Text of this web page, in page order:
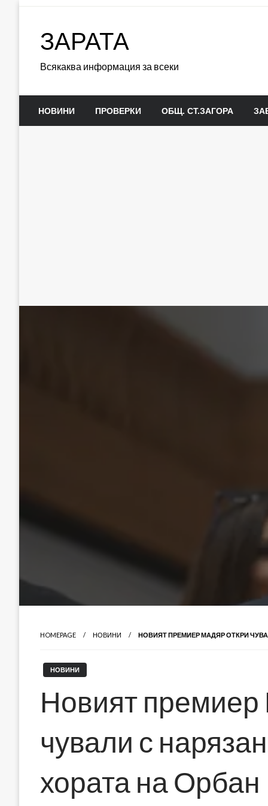
ЗАРАТА
Всякаква информация за всеки
НОВИНИ ПРОВЕРКИ ОБЩ. СТ.ЗАГОРА
HOMEPAGE НОВИНИ НОВИЯТ ПРЕМИЕР МАДЯР ОТКРИ
НОВИНИ
Новият премиер
чували с
хората на Орбан